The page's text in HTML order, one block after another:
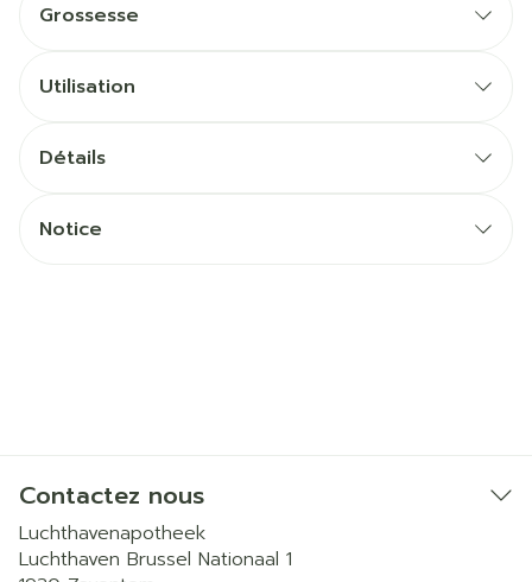
Grossesse
Utilisation
Détails
Notice
Contactez nous
Luchthavenapotheek
Luchthaven Brussel Nationaal 1